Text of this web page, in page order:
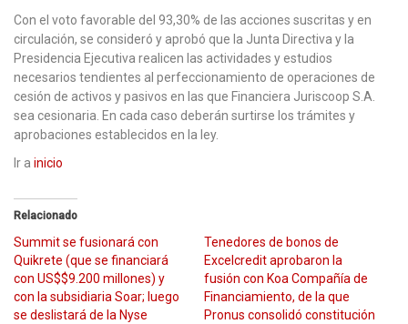
Con el voto favorable del 93,30% de las acciones suscritas y en
circulación, se consideró y aprobó que la Junta Directiva y la
Presidencia Ejecutiva realicen las actividades y estudios
necesarios tendientes al perfeccionamiento de operaciones de
cesión de activos y pasivos en las que Financiera Juriscoop S.A.
sea cesionaria. En cada caso deberán surtirse los trámites y
aprobaciones establecidos en la ley.
Ir a inicio
Relacionado
Summit se fusionará con
Quikrete (que se financiará
con US$$9.200 millones) y
con la subsidiaria Soar; luego
se deslistará de la Nyse
Tenedores de bonos de
Excelcredit aprobaron la
fusión con Koa Compañía de
Financiamiento, de la que
Pronus consolidó constitución